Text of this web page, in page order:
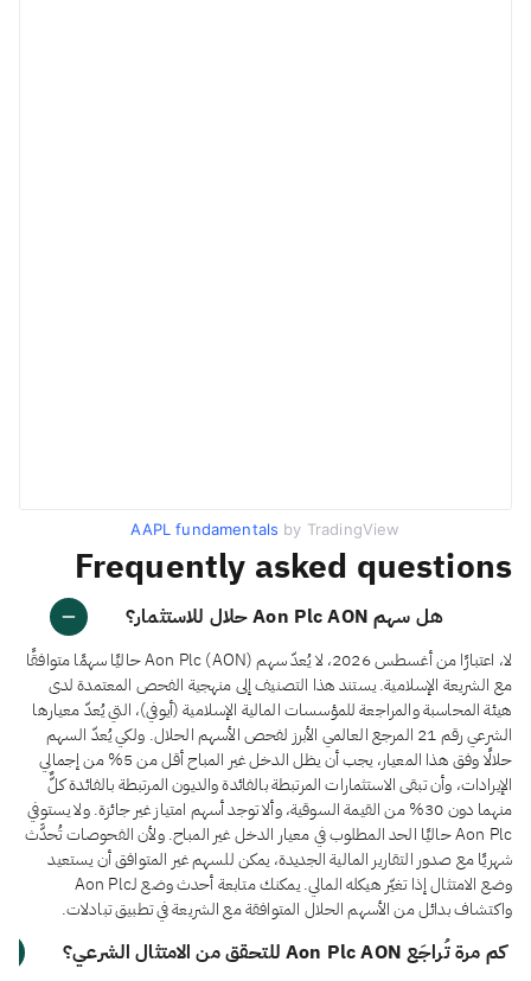
AAPL fundamentals by TradingView
Frequently asked questions
هل سهم Aon Plc AON حلال للاستثمار؟
لا، اعتبارًا من أغسطس 2026، لا يُعدّ سهم Aon Plc (AON) حاليًا سهمًا متوافقًا
مع الشريعة الإسلامية. يستند هذا التصنيف إلى منهجية الفحص المعتمدة لدى
هيئة المحاسبة والمراجعة للمؤسسات المالية الإسلامية (أيوفي)، التي يُعدّ معيارها
الشرعي رقم 21 المرجع العالمي الأبرز لفحص الأسهم الحلال. ولكي يُعدّ السهم
حلالًا وفق هذا المعيار، يجب أن يظل الدخل غير المباح أقل من 5% من إجمالي
الإيرادات، وأن تبقى الاستثمارات المرتبطة بالفائدة والديون المرتبطة بالفائدة كلٌّ
منهما دون 30% من القيمة السوقية، وألا توجد أسهم امتياز غير جائزة. ولا يستوفي
Aon Plc حاليًا الحد المطلوب في معيار الدخل غير المباح. ولأن الفحوصات تُحدَّث
شهريًا مع صدور التقارير المالية الجديدة، يمكن للسهم غير المتوافق أن يستعيد
وضع الامتثال إذا تغيّر هيكله المالي. يمكنك متابعة أحدث وضع لـAon Plc
واكتشاف بدائل من الأسهم الحلال المتوافقة مع الشريعة في تطبيق تبادلات.
كم مرة تُراجَع Aon Plc AON للتحقق من الامتثال الشرعي؟